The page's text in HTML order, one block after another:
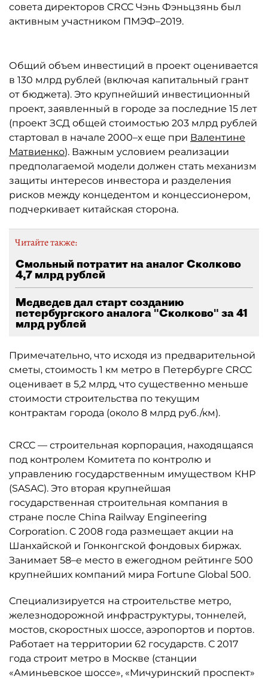
совета директоров CRCC Чэнь Фэньцзянь был
активным участником ПМЭФ–2019.
Общий объем инвестиций в проект оценивается
в 130 млрд рублей (включая капитальный грант
от бюджета). Это крупнейший инвестиционный
проект, заявленный в городе за последние 15 лет
(проект ЗСД общей стоимостью 203 млрд рублей
стартовал в начале 2000–х еще при Валентине
Матвиенко). Важным условием реализации
предполагаемой модели должен стать механизм
защиты интересов инвестора и разделения
рисков между концедентом и концессионером,
подчеркивает китайская сторона.
Читайте также:
Смольный потратит на аналог Сколково
4,7 млрд рублей
Медведев дал старт созданию
петербургского аналога "Сколково" за 41
млрд рублей
Примечательно, что исходя из предварительной
сметы, стоимость 1 км метро в Петербурге CRCC
оценивает в 5,2 млрд, что существенно меньше
стоимости строительства по текущим
контрактам города (около 8 млрд руб./км).
CRCC — строительная корпорация, находящаяся
под контролем Комитета по контролю и
управлению государственным имуществом КНР
(SASAC). Это вторая крупнейшая
государственная строительная компания в
стране после China Railway Engineering
Corporation. C 2008 года размещает акции на
Шанхайской и Гонконгской фондовых биржах.
Занимает 58–е место в ежегодном рейтинге 500
крупнейших компаний мира Fortune Global 500.
Специализируется на строительстве метро,
железнодорожной инфраструктуры, тоннелей,
мостов, скоростных шоссе, аэропортов и портов.
Работает на территории 62 государств. С 2017
года строит метро в Москве (станции
«Аминьевское шоссе», «Мичуринский проспект»